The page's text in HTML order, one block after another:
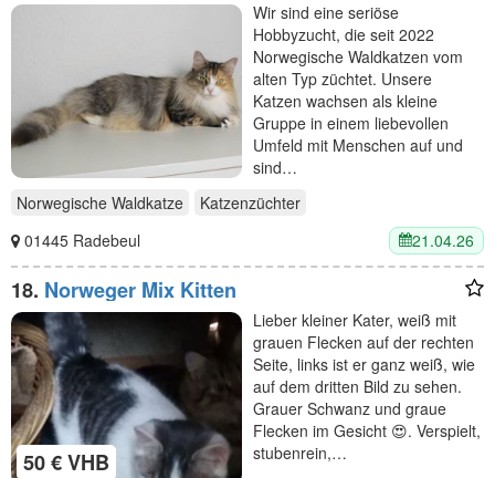
Wir sind eine seriöse
Hobbyzucht, die seit 2022
Norwegische Waldkatzen vom
alten Typ züchtet. Unsere
Katzen wachsen als kleine
Gruppe in einem liebevollen
Umfeld mit Menschen auf und
sind…
Norwegische Waldkatze
Katzenzüchter
01445 Radebeul
21.04.26
18. Norweger Mix Kitten
50 € VHB
Lieber kleiner Kater, weiß mit
grauen Flecken auf der rechten
Seite, links ist er ganz weiß, wie
auf dem dritten Bild zu sehen.
Grauer Schwanz und graue
Flecken im Gesicht 😍. Verspielt,
stubenrein,…